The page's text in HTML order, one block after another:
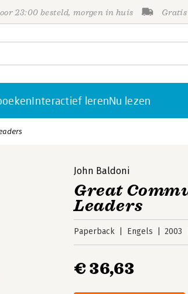
23:00 besteld, morgen in huis
Interactief lerenNu lezen
John Baldoni
Great
Leaders
Paperback Engels 2003
€ 36,63